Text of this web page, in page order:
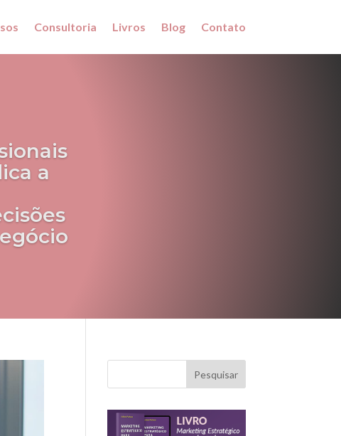
Consultoria Livros Blog Contato
a
Pesquisar